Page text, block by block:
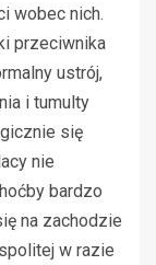
wobec nich.
przeciwnika
ustrój,
i tumulty
się
nie
bardzo
na zachodzie
w razie